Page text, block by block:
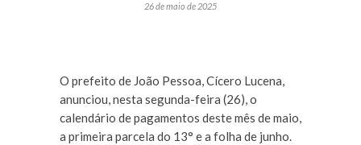
26 de maio de 2025
O prefeito de João Pessoa, Cícero Lucena,
anunciou, nesta segunda-feira (26), o
calendário de pagamentos deste mês de maio,
a primeira parcela do 13° e a folha de junho.